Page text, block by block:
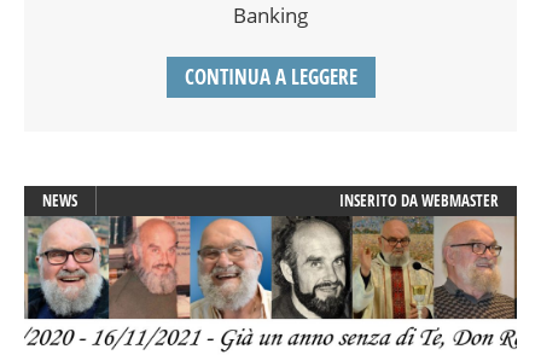
Banking
CONTINUA A LEGGERE
NEWS INSERITO DAWEBMASTER